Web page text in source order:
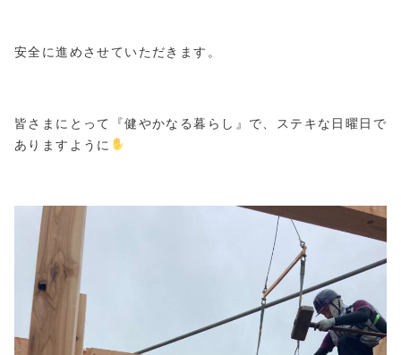
安全に進めさせていただきます。
皆さまにとって『健やかなる暮らし』で、ステキな日曜日で
ありますように